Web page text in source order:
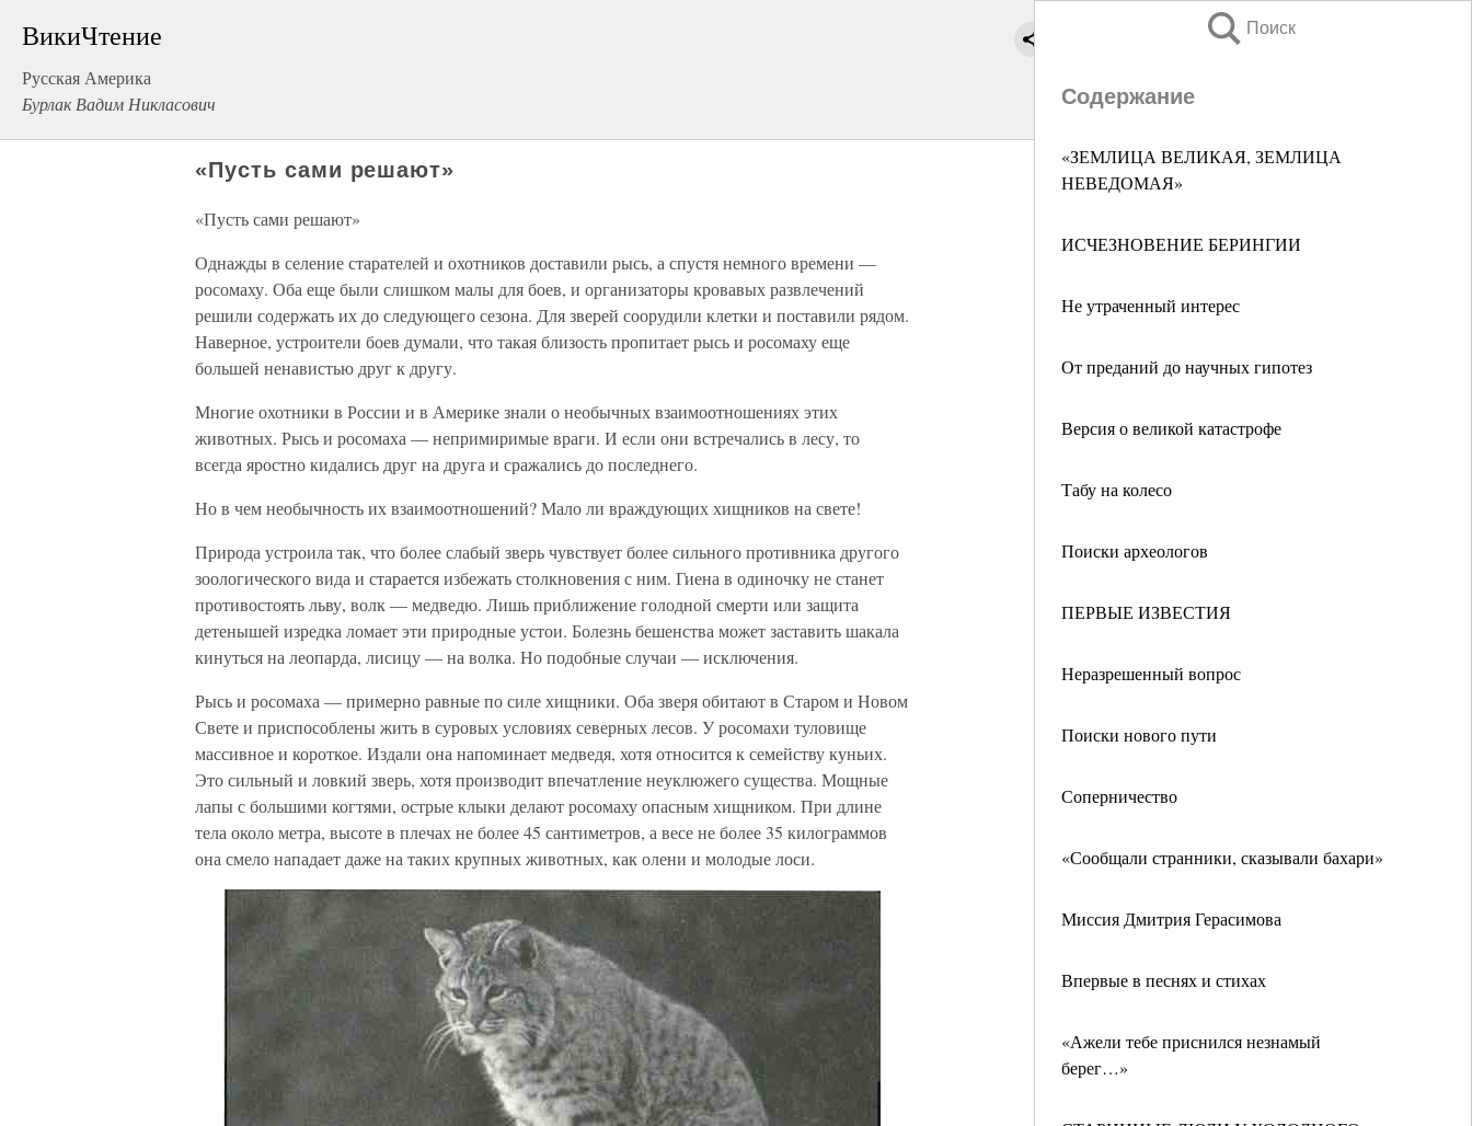
ВикиЧтение
Русская Америка
Бурлак Вадим Никласович
Поиск
Содержание
«ЗЕМЛИЦА ВЕЛИКАЯ, ЗЕМЛИЦА
НЕВЕДОМАЯ»
ИСЧЕЗНОВЕНИЕ БЕРИНГИИ
Не утраченный интерес
От преданий до научных гипотез
Версия о великой катастрофе
Табу на колесо
Поиски археологов
ПЕРВЫЕ ИЗВЕСТИЯ
Неразрешенный вопрос
Поиски нового пути
Соперничество
«Сообщали странники, сказывали бахари»
Миссия Дмитрия Герасимова
Впервые в песнях и стихах
«Ажели тебе приснился незнамый
берег…»
«Пусть сами решают»
«Пусть сами решают»
Однажды в селение старателей и охотников доставили рысь, а спустя немного времени —
росомаху. Оба еще были слишком малы для боев, и организаторы кровавых развлечений
решили содержать их до следующего сезона. Для зверей соорудили клетки и поставили рядом.
Наверное, устроители боев думали, что такая близость пропитает рысь и росомаху еще
большей ненавистью друг к другу.
Многие охотники в России и в Америке знали о необычных взаимоотношениях этих
животных. Рысь и росомаха — непримиримые враги. И если они встречались в лесу, то
всегда яростно кидались друг на друга и сражались до последнего.
Но в чем необычность их взаимоотношений? Мало ли враждующих хищников на свете!
Природа устроила так, что более слабый зверь чувствует более сильного противника другого
зоологического вида и старается избежать столкновения с ним. Гиена в одиночку не станет
противостоять льву, волк — медведю. Лишь приближение голодной смерти или защита
детенышей изредка ломает эти природные устои. Болезнь бешенства может заставить шакала
кинуться на леопарда, лисицу — на волка. Но подобные случаи — исключения.
Рысь и росомаха — примерно равные по силе хищники. Оба зверя обитают в Старом и Новом
Свете и приспособлены жить в суровых условиях северных лесов. У росомахи туловище
массивное и короткое. Издали она напоминает медведя, хотя относится к семейству куньих.
Это сильный и ловкий зверь, хотя производит впечатление неуклюжего существа. Мощные
лапы с большими когтями, острые клыки делают росомаху опасным хищником. При длине
тела около метра, высоте в плечах не более 45 сантиметров, а весе не более 35 килограммов
она смело нападает даже на таких крупных животных, как олени и молодые лоси.